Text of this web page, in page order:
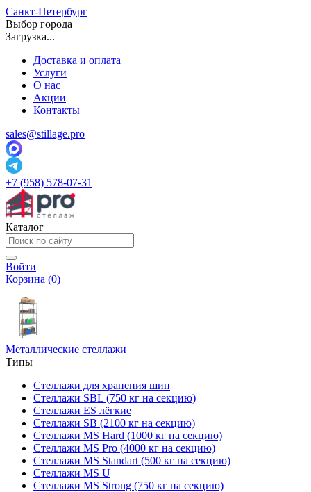
Санкт-Петербург
Выбор города
Загрузка...
Доставка и оплата
Услуги
О нас
Акции
Контакты
sales@stillage.pro
+7 (958) 578-07-31
Каталог
Войти
Корзина (0)
Металлические стеллажи
Типы
Стеллажи для хранения шин
Стеллажи SBL (750 кг на секцию)
Стеллажи ES лёгкие
Стеллажи SB (2100 кг на секцию)
Стеллажи MS Hard (1000 кг на секцию)
Стеллажи MS Pro (4000 кг на секцию)
Стеллажи MS Standart (500 кг на секцию)
Стеллажи MS U
Стеллажи MS Strong (750 кг на секцию)